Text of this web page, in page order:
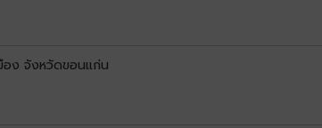
อง จังหวัดขอนแก่น